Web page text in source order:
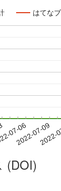
はてな
07-06
2022-07-09
(DOI)